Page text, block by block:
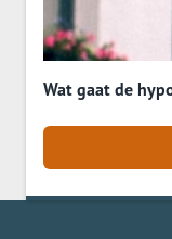
Wat gaat de